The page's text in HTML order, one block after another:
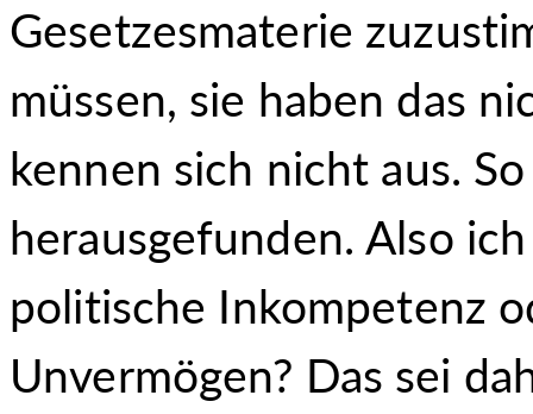
Gesetzesmaterie
müssen, sie haben das
kennen sich nicht aus.
herausgefunden. Also
politische Inkompetenz
Unvermögen? Das sei